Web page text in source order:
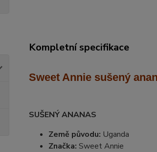
Kompletní specifikace
Sweet Annie sušený
SUŠENÝ ANANAS
Země původu: Uganda
Značka: Sweet Annie